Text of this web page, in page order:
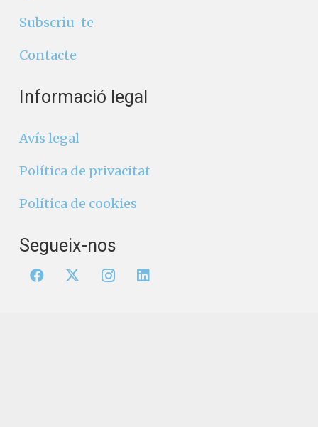
Subscriu-te
Contacte
Informació legal
Avís legal
Política de privacitat
Política de cookies
Segueix-nos